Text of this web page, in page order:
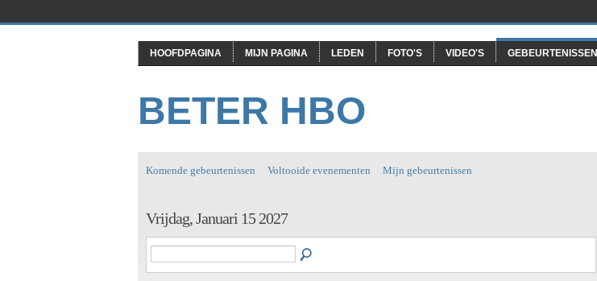
HOOFDPAGINA MIJN PAGINA LEDEN FOTO'S VIDEO'S GEBEURTENISSEN
BETER HBO
Komende gebeurtenissen Voltooide evenementen Mijn gebeurtenissen
Vrijdag, Januari 15 2027